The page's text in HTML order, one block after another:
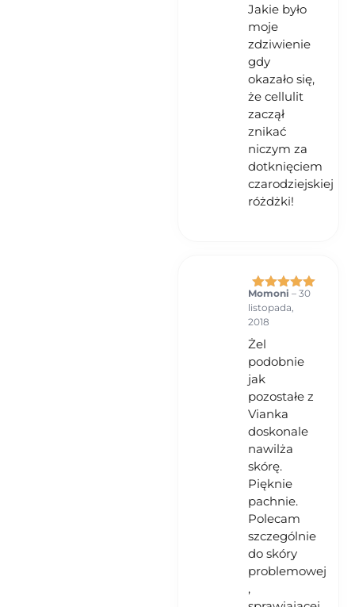
Jakie było
moje
zdziwienie
gdy
okazało się,
że cellulit
zaczął
znikać
niczym za
dotknięciem
czarodziejskiej
różdżki!
Oceniono5
na 5
Momoni – 30
listopada,
2018
Żel
podobnie
jak
pozostałe z
Vianka
doskonale
nawilża
skórę.
Pięknie
pachnie.
Polecam
szczególnie
do skóry
problemowej
,